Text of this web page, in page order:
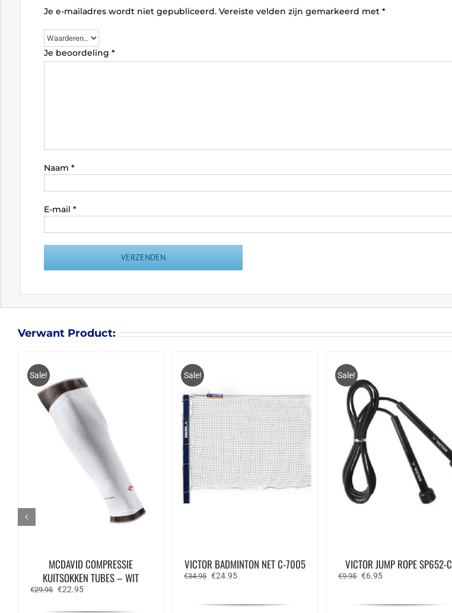
Je e-mailadres wordt niet gepubliceerd. Vereiste velden zijn gemarkeerd met *
Je beoordeling *
Naam *
E-mail *
Verwant Product:
Sale!
MCDAVID COMPRESSIE
KUITSOKKEN TUBES – WIT
€29.95 Oorspronkelijke
€22.95Huidige
Sale!
VICTOR BADMINTON NET C-7005
€34.95 Oorspronkelijke
€34.95.
€24.95Huidige
€24.95.
Sale!
VICTOR JUMP ROPE SP652-C
€9.95 Oorspronkelijke
€9.95.
€6.95Huidige
€6.95.